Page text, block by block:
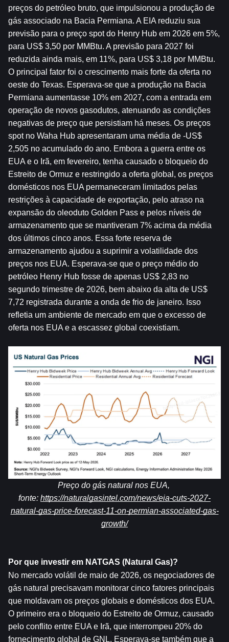
preços do petróleo bruto, que impulsionou a produção de
gás associado na Bacia Permiana. A EIA reduziu sua
previsão para o preço spot do Henry Hub em 2026 em 5%,
para US$ 3,50 por MMBtu. A previsão para 2027 foi
reduzida ainda mais, em 11%, para US$ 3,18 por MMBtu.
O principal fator foi o crescimento mais forte da oferta no
oeste do Texas. Esperava-se que a produção na Bacia
Permiana aumentasse 10% em 2027, com a entrada em
operação de novos gasodutos, atenuando as condições
negativas de preço que persistiam há meses. Os preços
spot no Waha Hub apresentaram uma média de -US$
2,505 no acumulado do ano. Embora a guerra entre os
EUA e o Irã, em fevereiro, tenha causado o bloqueio do
Estreito de Ormuz e restringido a oferta global, os preços
domésticos nos EUA permaneceram limitados pelas
restrições à capacidade de exportação, pelo atraso na
expansão do oleoduto Golden Pass e pelos níveis de
armazenamento que se mantiveram 7% acima da média
dos últimos cinco anos. Essa forte reserva de
armazenamento ajudou a suprimir a volatilidade dos
preços nos EUA. Esperava-se que o preço médio do
petróleo Henry Hub fosse de apenas US$ 2,83 no
segundo trimestre de 2026, bem abaixo da alta de US$
7,72 registrada durante a onda de frio de janeiro. Isso
refletia um ambiente de mercado em que o excesso de
oferta nos EUA e a escassez global coexistiam.
Preço do gás natural nos EUA,
fonte: https://naturalgasintel.com/news/eia-cuts-2027-
natural-gas-price-forecast-11-on-permian-associated-gas-
growth/
Por que investir em NATGAS (Natural Gas)?
No mercado volátil de maio de 2026, os negociadores de
gás natural precisavam monitorar cinco fatores principais
que moldavam os preços globais e domésticos dos EUA.
O primeiro era o bloqueio do Estreito de Ormuz, causado
pelo conflito entre EUA e Irã, que interrompeu 20% do
fornecimento global de GNL. Esperava-se também que a